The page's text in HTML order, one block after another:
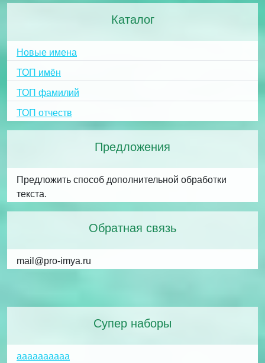
Каталог
Новые имена
ТОП имён
ТОП фамилий
ТОП отчеств
Предложения
Предложить способ дополнительной обработки
текста.
Обратная связь
mail@pro-imya.ru
Супер наборы
аааааааааа